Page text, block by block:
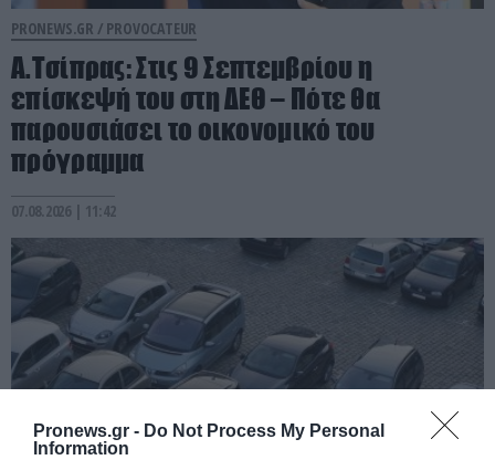
Pronews.gr - Do Not Process My Personal
Information
PRONEWS.GR / PROVOCATEUR
Α.Τσίπρας: Στις 9 Σεπτεμβρίου η
επίσκεψή του στη ΔΕΘ – Πότε θα
παρουσιάσει το οικονομικό του
πρόγραμμα
07.08.2026 | 11:42